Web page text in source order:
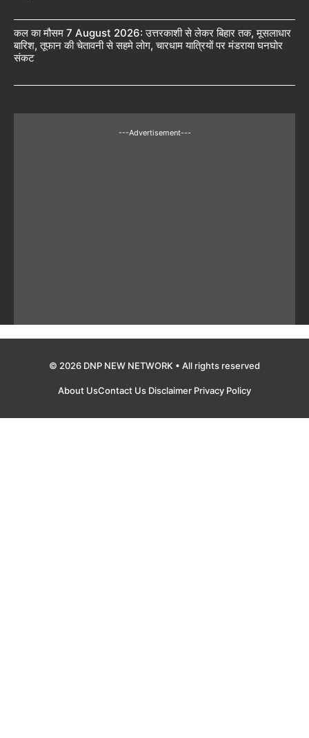
कल का मौसम 7 August 2026: उत्तरकाशी से लेकर बिहार तक, मूसलाधार
बारिश, तूफान की चेतावनी से सहमे लोग, चारधाम यात्रियों पर मंडराया घनघोर
संकट
---Advertisement---
© 2026 DNP NEW NETWORK • All rights reserved
About UsContact Us Disclaimer Privacy Policy